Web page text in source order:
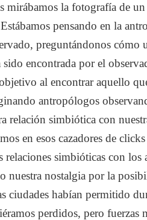
mirábamos la fotografía de
pensando en la
preguntándonos cómo
encontrada por el
al encontrar aquello
antropólogos
relación simbiótica con
en esos cazadores de
relaciones simbióticas con los
nuestra nostalgia por la
ciudades habían permitido
perdidos, pero fuerzas